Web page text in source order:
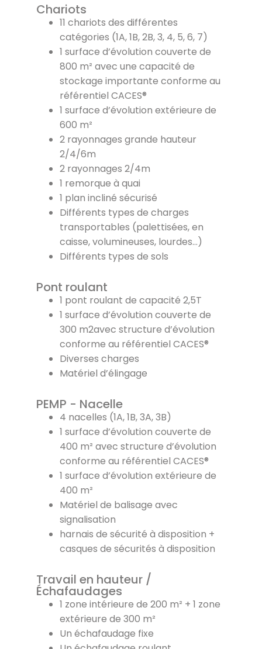
Chariots
11 chariots des différentes
catégories (1A, 1B, 2B, 3, 4, 5, 6, 7)
1 surface d’évolution couverte de
800 m² avec une capacité de
stockage importante conforme au
référentiel CACES®
1 surface d’évolution extérieure de
600 m²
2 rayonnages grande hauteur
2/4/6m
2 rayonnages 2/4m
1 remorque à quai
1 plan incliné sécurisé
Différents types de charges
transportables (palettisées, en
caisse, volumineuses, lourdes…)
Différents types de sols
Pont roulant
1 pont roulant de capacité 2,5T
1 surface d’évolution couverte de
300 m2avec structure d’évolution
conforme au référentiel CACES®
Diverses charges
Matériel d’élingage
PEMP - Nacelle
4 nacelles (1A, 1B, 3A, 3B)
1 surface d’évolution couverte de
400 m² avec structure d’évolution
conforme au référentiel CACES®
1 surface d’évolution extérieure de
400 m²
Matériel de balisage avec
signalisation
harnais de sécurité à disposition +
casques de sécurités à disposition
Travail en hauteur /
Échafaudages
1 zone intérieure de 200 m² + 1 zone
extérieure de 300 m²
Un échafaudage fixe